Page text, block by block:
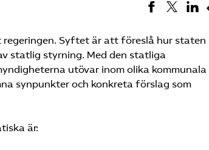
Syftet är att föreslå hur staten
statlig styrning. Med den statliga
utövar inom olika kommunala
synpunkter och konkreta förslag som
är: